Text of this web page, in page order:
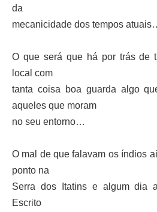
da
mecanicidade dos tempos
O que será que há por trás de
local com
tanta coisa boa guarda algo
aqueles que moram
no seu entorno…
O mal de que falavam os índios
ponto na
Serra dos Itatins e algum dia
Escrito